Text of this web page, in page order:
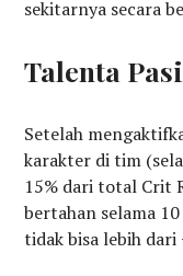
sekitarnya secara
Talenta
Setelah
karakter di tim
15% dari total Crit
bertahan selama
tidak bisa lebih dari